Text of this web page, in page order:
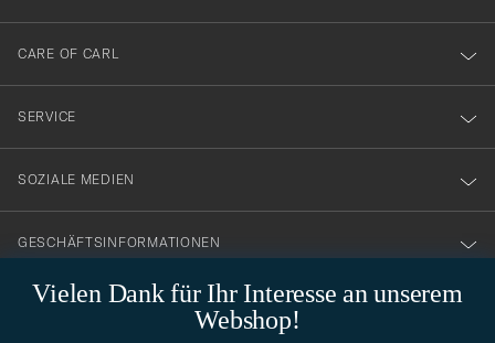
Vielen Dank für Ihr Interesse an unserem
Webshop!
dig
till
vårt
nyhetsbrev!
CARE OF CARL
SERVICE
SOZIALE MEDIEN
GESCHÄFTSINFORMATIONEN